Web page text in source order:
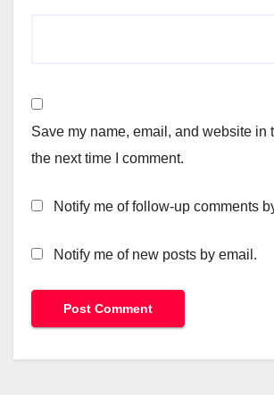
Save my name, email, and website in
the next time I comment.
Notify me of follow-up comments
Notify me of new posts by email.